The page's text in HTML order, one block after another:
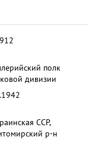
полк
дивизии
ССР,
р-н